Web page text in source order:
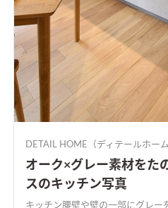
DETAIL HOME（ディテールホーム
オーク×グレー素材をた
スのキッチン写真
キッチン腰壁や壁の一部にグレー